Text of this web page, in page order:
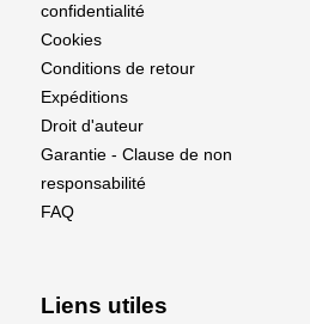
confidentialité
Cookies
Conditions de retour
Expéditions
Droit d'auteur
Garantie - Clause de non
responsabilité
FAQ
Liens utiles